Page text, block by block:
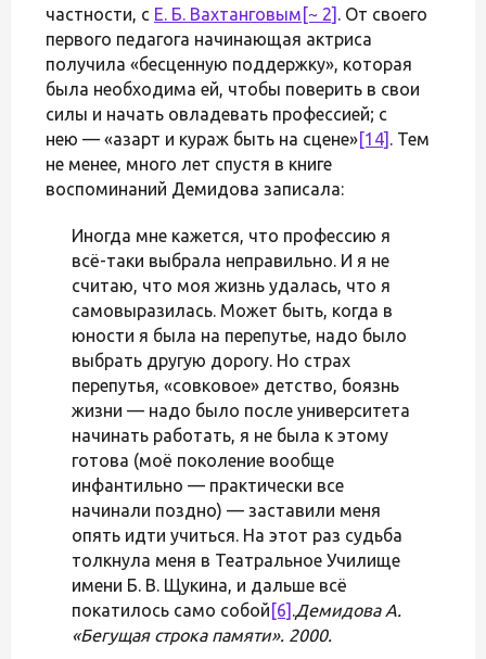
частности, с Е. Б. Вахтанговым [~ 2] . От своего
первого педагога начинающая актриса
получила «бесценную поддержку», которая
была необходима ей, чтобы поверить в свои
силы и начать овладевать профессией; с
нею — «азарт и кураж быть на сцене»[14] . Тем
не менее, много лет спустя в книге
воспоминаний Демидова записала:
Иногда мне кажется, что профессию я
всё-таки выбрала неправильно. И я не
считаю, что моя жизнь удалась, что я
самовыразилась. Может быть, когда в
юности я была на перепутье, надо было
выбрать другую дорогу. Но страх
перепутья, «совковое» детство, боязнь
жизни — надо было после университета
начинать работать, я не была к этому
готова (моё поколение вообще
инфантильно — практически все
начинали поздно) — заставили меня
опять идти учиться. На этот раз судьба
толкнула меня в Театральное Училище
имени Б. В. Щукина, и дальше всё
покатилось само собой [6] .Демидова А.
«Бегущая строка памяти». 2000.